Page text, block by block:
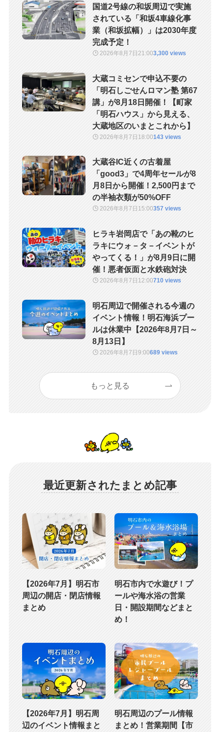
国道2号線の和坂周辺で実施
されている「和坂4車線化事
業（和坂拡幅）」は2030年度
完成予定！
2026年8月7日 21:003,300 views
大蔵コミセンで申込不要の
「明石しごせんロマン塾 第67
講」が8月18日開催！【町家
「明石ハウス」から見える、
大蔵地区のいまとこれから】
2026年8月7日 18:00143 views
大蔵谷IC近くの古着屋
「good3」で4周年セールが8
月8日から開催！2,500円まで
の半袖衣類が50%OFF
2026年8月7日 15:00357 views
ヒラキ岩岡店で「あの靴のヒ
ラキにウォ－タ－イベントが
やってくる！」が8月9日に開
催！悪者仮面と水鉄砲対決
2026年8月7日 12:00710 views
明石周辺で開催される今週の
イベント情報！明石海浜プー
ルは休業中【2026年8月7日～
8月13日】
2026年8月7日9:00689 views
もっと見る
最近更新されたまとめ記事
【2026年7月】明石市
周辺の開店・閉店情報
まとめ
明石市内で水遊び！プ
ールや海水浴の営業
日・開設期間などまと
め！
【2026年7月】明石周
辺のイベント情報まと
明石周辺のプール情報
まとめ！営業期間【市